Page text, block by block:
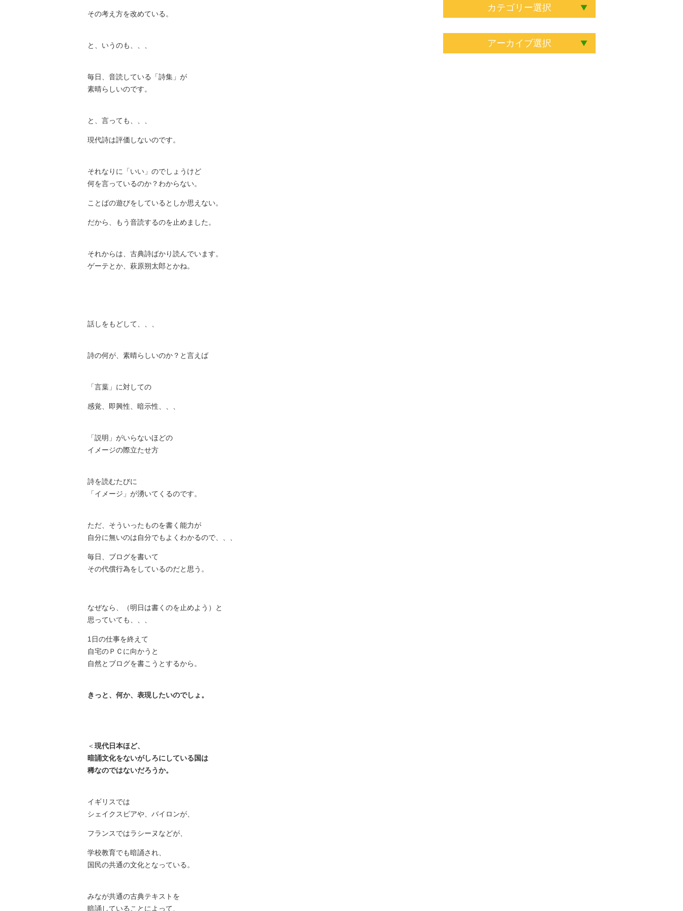
その考え方を改めている。
と、いうのも、、、
毎日、音読している「詩集」が
素晴らしいのです。
と、言っても、、、
現代詩は評価しないのです。
それなりに「いい」のでしょうけど
何を言っているのか？わからない。
ことばの遊びをしているとしか思えない。
だから、もう音読するのを止めました。
それからは、古典詩ばかり読んでいます。
ゲーテとか、萩原朔太郎とかね。
話しをもどして、、、
詩の何が、素晴らしいのか？と言えば
「言葉」に対しての
感覚、即興性、暗示性、、、
「説明」がいらないほどの
イメージの際立たせ方
詩を読むたびに
「イメージ」が湧いてくるのです。
ただ、そういったものを書く能力が
自分に無いのは自分でもよくわかるので、、、
毎日、ブログを書いて
その代償行為をしているのだと思う。
なぜなら、（明日は書くのを止めよう）と
思っていても、、、
1日の仕事を終えて
自宅のＰＣに向かうと
自然とブログを書こうとするから。
きっと、何か、表現したいのでしょ。
＜現代日本ほど、
暗誦文化をないがしろにしている国は
稀なのではないだろうか。
イギリスでは
シェイクスピアや、バイロンが、
フランスではラシーヌなどが、
学校教育でも暗誦され、
国民の共通の文化となっている。
みなが共通の古典テキストを
暗誦していることによって、
カテゴリー選択
アーカイブ選択